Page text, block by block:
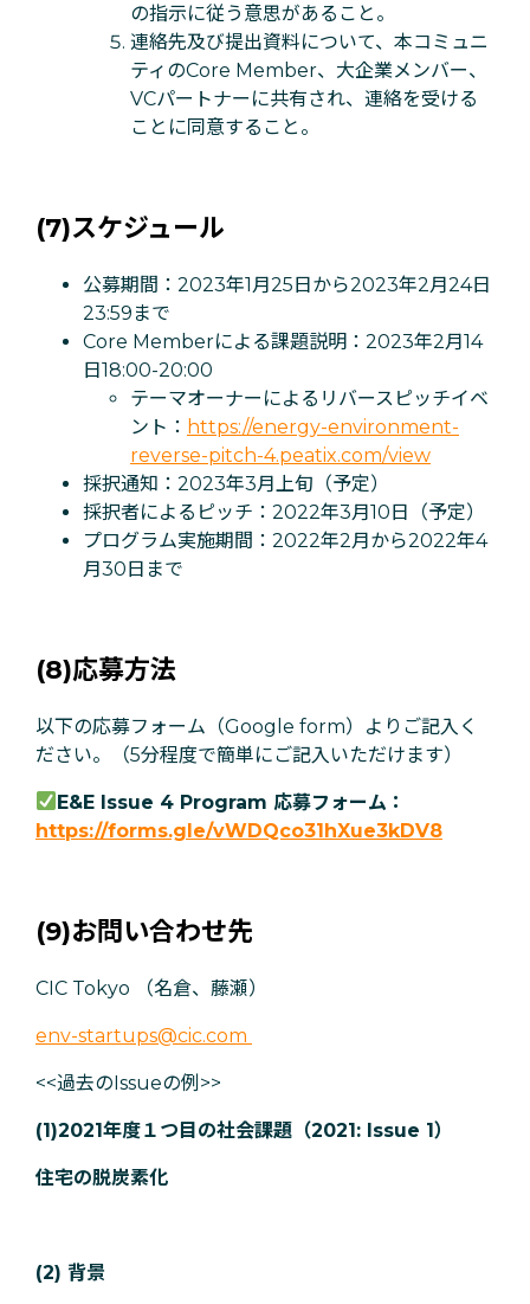
の指示に従う意思があること。
連絡先及び提出資料について、本コミュニ
ティのCore Member、大企業メンバー、
VCパートナーに共有され、連絡を受ける
ことに同意すること。
(7)スケジュール
公募期間：2023年1月25日から2023年2月24日
23:59まで
Core Memberによる課題説明：2023年2月14
日18:00-20:00
テーマオーナーによるリバースピッチイベ
ント： https://energy-environment-
reverse-pitch-4.peatix.com/view
採択通知：2023年3月上旬（予定）
採択者によるピッチ：2022年3月10日（予定）
プログラム実施期間：2022年2月から2022年4
月30日まで
(8)応募方法
以下の応募フォーム（Google form）よりご記入く
ださい。（5分程度で簡単にご記入いただけます）
E&E Issue 4 Program 応募フォーム：
https://forms.gle/vWDQco31hXue3kDV8
(9)お問い合わせ先
CIC Tokyo （名倉、藤瀬）
env-startups@cic.com
<<過去のIssueの例>>
(1)2021年度１つ目の社会課題（2021: Issue 1）
住宅の脱炭素化
(2) 背景